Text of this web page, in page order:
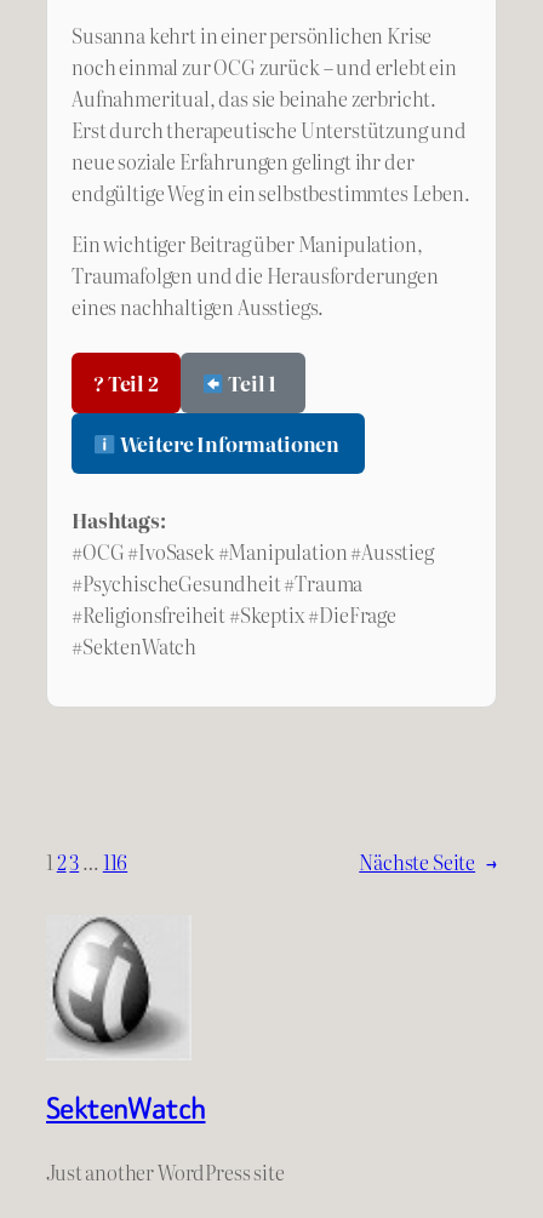
Susanna kehrt in einer persönlichen Krise
noch einmal zur OCG zurück – und erlebt ein
Aufnahmeritual, das sie beinahe zerbricht.
Erst durch therapeutische Unterstützung und
neue soziale Erfahrungen gelingt ihr der
endgültige Weg in ein selbstbestimmtes Leben.
Ein wichtiger Beitrag über Manipulation,
Traumafolgen und die Herausforderungen
eines nachhaltigen Ausstiegs.
? Teil 2 Teil 1
Weitere Informationen
Hashtags:
#OCG #IvoSasek #Manipulation #Ausstieg
#PsychischeGesundheit #Trauma
#Religionsfreiheit #Skeptix #DieFrage
#SektenWatch
1 23… 116 Nächste Seite →
SektenWatch
Just another WordPress site